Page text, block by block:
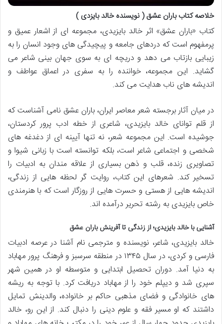
خلاصه کتاب باران عشق ( نویسنده خالد بایزدی )
کتاب «باران عشق» اثر خالد بایزیدی، مجموعه ای از اشعار عمیق و
پرمفهوم است که دردهای جامعه و پیچیدگی های وجود انسان را به
زیبایی بازتاب می دهد و دریچه ای به سوی جهان بینی شاعر می
گشاید. این مجموعه، خواننده را به سفری در اعماق عواطف و
اندیشه های ناب هدایت می کند.
در میان آثار برجسته شعر معاصر ایران، باران عشق نامی آشناست که
از قلم توانای خالد بایزیدی، شاعری از خطه ادب پرور کردستان،
جوشیده است. این مجموعه شعر، نه تنها آیینه ای از دغدغه های
شخصی و اجتماعی شاعر است، بلکه توانسته است با زبانی شیوا و
تصاویری زنده، قلب و ذهن بسیاری از علاقه مندان به ادبیات را
تسخیر کند. شعرهای این کتاب، روایت گر لحظه هایی از زندگی،
اندیشه هایی از هستی و حسرت هایی از روزگار است که با هنرمندی
خاص بایزیدی به رشته تحریر درآمده اند.
آشنایی با خالد بایزیدی؛ از زندگی تا آفرینش باران عشق
خالد بایزیدی، شاعر، نویسنده و مترجمی نام آشنا در عرصه ادبیات
فارسی و کردی، در سال ۱۳۴۵ در منطقه سرسبز و فرهنگ پرور مهاباد
به دنیا آمد. دوران تحصیل ابتدایی و متوسطه او در همین شهر
سپری شد و دیپلم خود را از مهاباد دریافت کرد. با توجه به ریشه
های خانوادگی و فضای مذهبی حاکم بر خانواده، والدینش تمایل
داشتند که او مسیر فقه و علوم دینی را دنبال کند. از این رو، خالد